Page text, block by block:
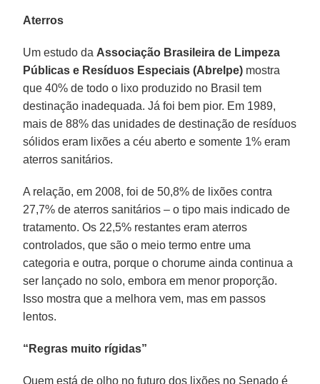
Aterros
Um estudo da Associação Brasileira de Limpeza
Públicas e Resíduos Especiais (Abrelpe) mostra
que 40% de todo o lixo produzido no Brasil tem
destinação inadequada. Já foi bem pior. Em 1989,
mais de 88% das unidades de destinação de resíduos
sólidos eram lixões a céu aberto e somente 1% eram
aterros sanitários.
A relação, em 2008, foi de 50,8% de lixões contra
27,7% de aterros sanitários – o tipo mais indicado de
tratamento. Os 22,5% restantes eram aterros
controlados, que são o meio termo entre uma
categoria e outra, porque o chorume ainda continua a
ser lançado no solo, embora em menor proporção.
Isso mostra que a melhora vem, mas em passos
lentos.
“Regras muito rígidas”
Quem está de olho no futuro dos lixões no Senado é